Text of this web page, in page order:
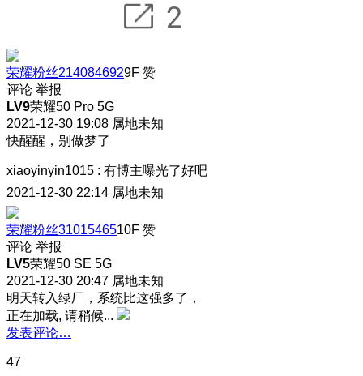
荣耀粉丝2140846929F 赞
评论 举报
LV9荣耀50 Pro 5G
2021-12-30 19:08 属地未知
快醒醒，别做梦了
xiaoyinyin1015 : 有博主曝光了好吧
2021-12-30 22:14 属地未知
荣耀粉丝3101546510F 赞
评论 举报
LV5荣耀50 SE 5G
2021-12-30 20:47 属地未知
明天转入绿厂，系统比这强多了，
正在加载, 请稍候...
发表评论…
47